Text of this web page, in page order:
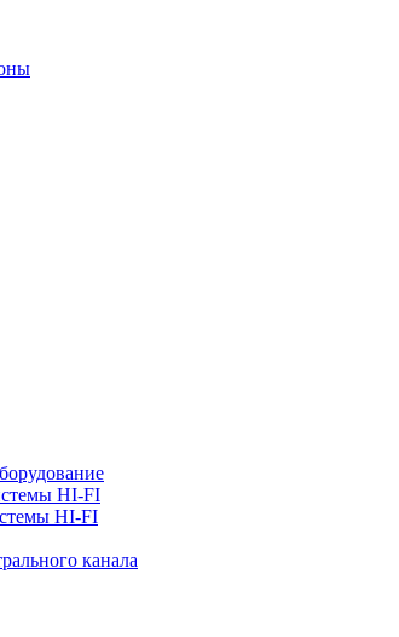
HI-FI
HI-FI
канала